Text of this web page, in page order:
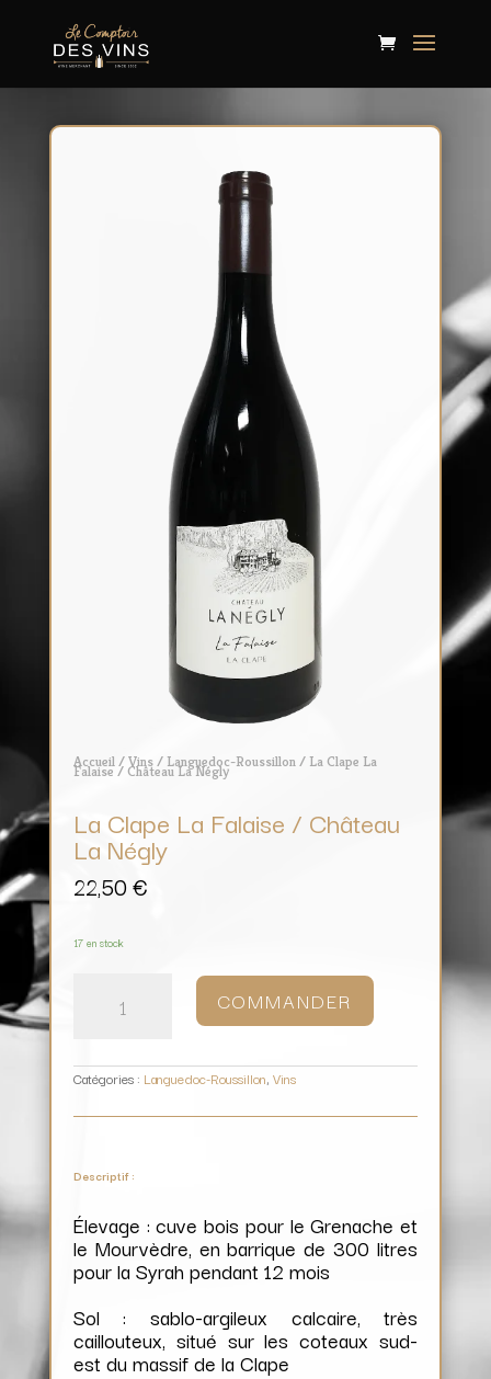
Accueil/Vins/Languedoc-Roussillon/ La Clape La
Falaise / Château La Négly
La Clape La Falaise / Château
La Négly
22,50€
17 en stock
Négly
COMMANDER
Catégories : Languedoc-Roussillon, Vins
Descriptif :
Élevage : cuve bois pour le Grenache et
le Mourvèdre, en barrique de 300 litres
pour la Syrah pendant 12 mois
Sol : sablo-argileux calcaire, très
caillouteux, situé sur les coteaux sud-
est du massif de la Clape